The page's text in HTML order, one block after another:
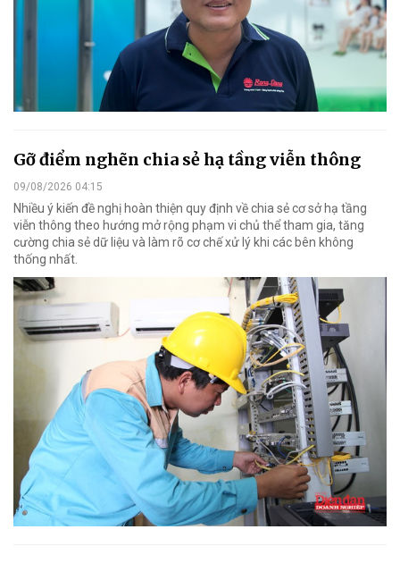
Gỡ điểm nghẽn chia sẻ hạ tầng viễn thông
09/08/2026 04:15
Nhiều ý kiến đề nghị hoàn thiện quy định về chia sẻ cơ sở hạ tầng
viễn thông theo hướng mở rộng phạm vi chủ thể tham gia, tăng
cường chia sẻ dữ liệu và làm rõ cơ chế xử lý khi các bên không
thống nhất.